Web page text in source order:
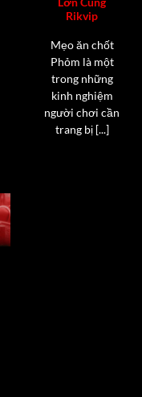
Lớn Cùng
Rikvip
Mẹo ăn chốt
Phỏm là một
trong những
kinh nghiệm
người chơi cần
trang bị [...]